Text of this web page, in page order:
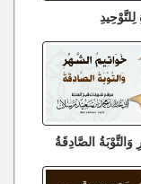
الصَّادِقَةُ